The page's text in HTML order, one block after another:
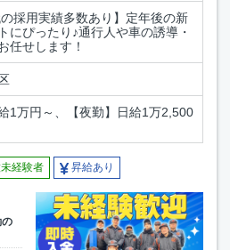
の採用実績多数あり】定年後の新
にぴったり♪通行人や車の誘導・
任せします！
1万円～、【夜勤】日給1万2,500
経験者 昇給あり
の